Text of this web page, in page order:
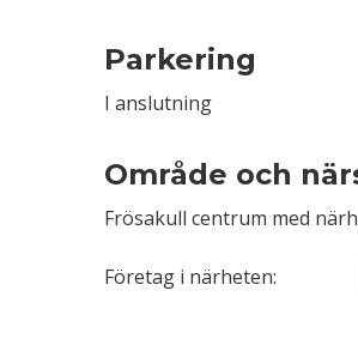
Parkering
I anslutning
Område och
Frösakull centrum med
Företag i närheten: